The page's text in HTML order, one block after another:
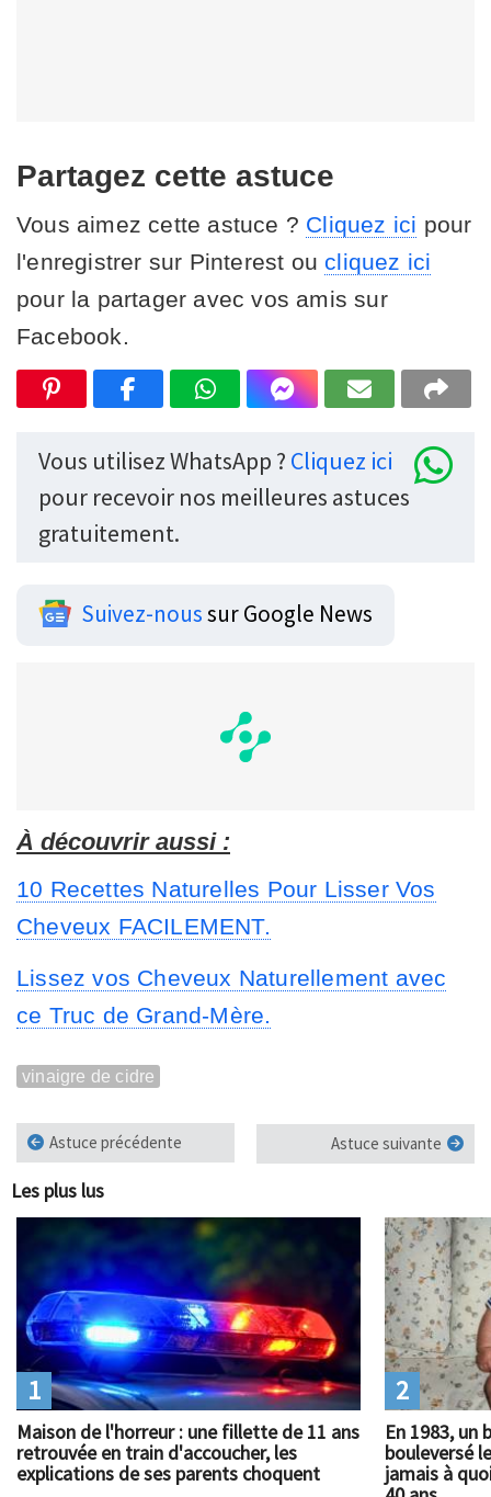
Partagez cette astuce
Vous aimez cette astuce ? Cliquez ici pour
l'enregistrer sur Pinterest ou cliquez ici
pour la partager avec vos amis sur
Facebook.
Vous utilisez WhatsApp ? Cliquez ici
pour recevoir nos meilleures astuces
gratuitement.
Suivez-noussur Google News
À découvrir aussi :
10 Recettes Naturelles Pour Lisser Vos
Cheveux FACILEMENT.
Lissez vos Cheveux Naturellement avec
ce Truc de Grand-Mère.
vinaigre de cidre
Astuce précédente Astuce suivante
Les plus lus
Maison de l'horreur : une fillette de 11 ans
retrouvée en train d'accoucher, les
explications de ses parents choquent
1
En 1983, un
bouleversé
jamais à
2